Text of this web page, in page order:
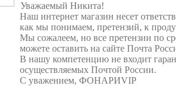
Уважаемый Никита!
Наш интернет магазин несет
как мы понимаем, претензий, к
Мы сожалеем, но все претензии по
можете оставить на сайте Почта
В нашу компетенцию не входит
осуществляемых Почтой России.
С уважением, ФОНАРИVIP